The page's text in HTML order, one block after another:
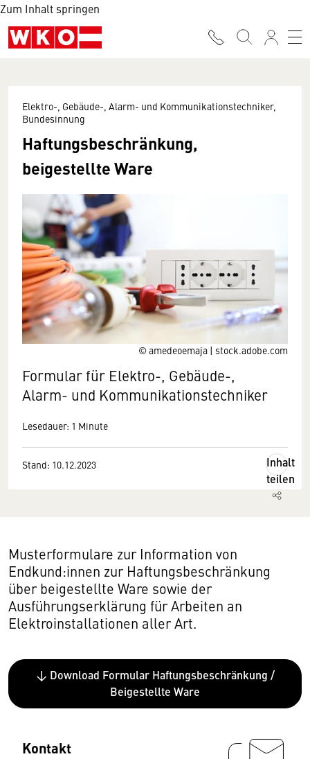
Zum Inhalt springen
© amedeoemaja | stock.adobe.com
Elektro-, Gebäude-, Alarm- und Kommunikationstechniker,
Bundesinnung
Haftungsbeschränkung,
beigestellte Ware
Formular für Elektro-, Gebäude-,
Alarm- und Kommunikationstechniker
Lesedauer: 1 Minute
Stand: 10.12.2023
Inhalt
teilen
Musterformulare zur Information von
Endkund:innen zur Haftungsbeschränkung
über beigestellte Ware sowie der
Ausführungserklärung für Arbeiten an
Elektroinstallationen aller Art.
↓ Download Formular Haftungsbeschränkung /
Beigestellte Ware
Kontakt